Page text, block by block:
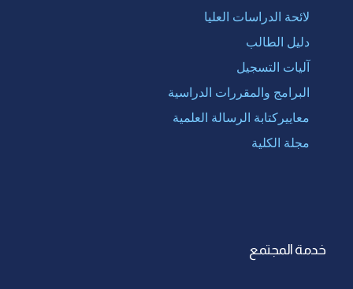
لائحة الدراسات العليا
دليل الطالب
آليات التسجيل
البرامج والمقررات الدراسية
معاييركتابة الرسالة العلمية
مجلة الكلية
خدمة المجتمع